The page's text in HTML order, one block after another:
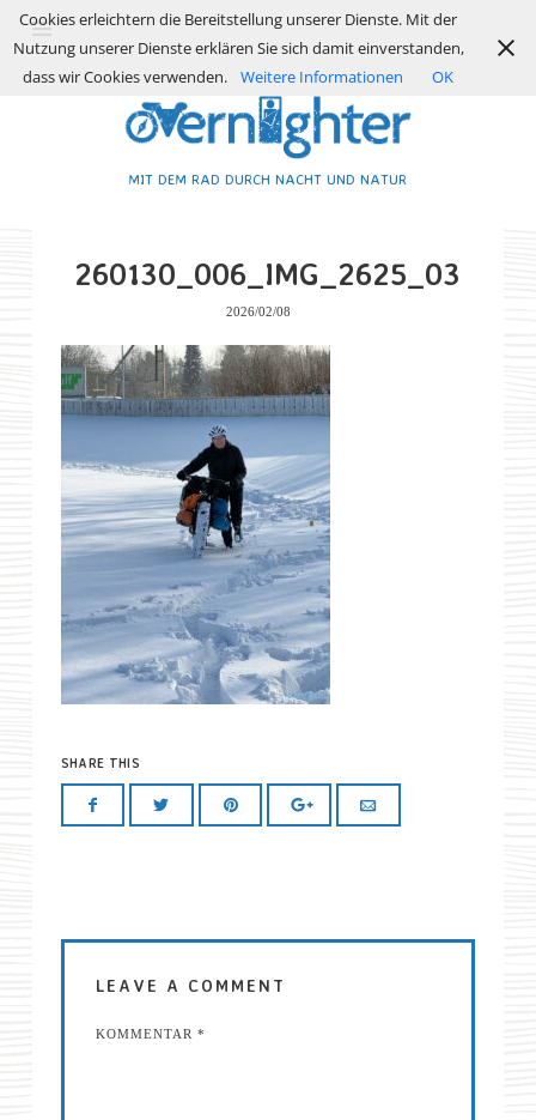
MIT DEM RAD DURCH NACHT UND NATUR
260130_006_IMG_2625_03
2026/02/08
SHARE THIS
LEAVE A COMMENT
KOMMENTAR *
Cookies erleichtern die Bereitstellung unserer Dienste. Mit der
Nutzung unserer Dienste erklären Sie sich damit einverstanden,
dass wir Cookies verwenden.
Weitere Informationen OK